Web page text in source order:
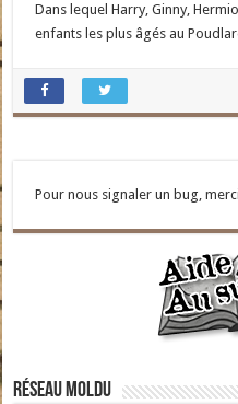
Dans lequel Harry, Ginny,
enfants les plus âgés au
Pour nous signaler un bug,
Réseau moldu